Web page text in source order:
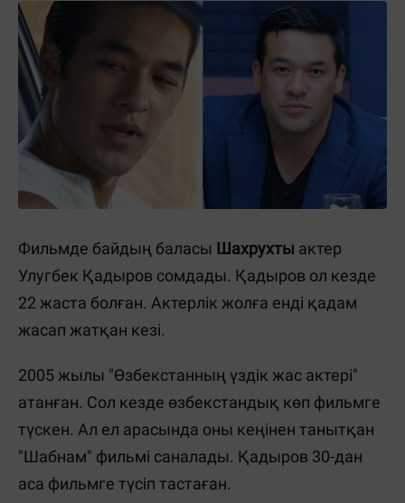
Фильмде байдың баласы Шахрухты актер
Улугбек Қaдыров сомдады. Қaдыров ол кезде
22 жаста болған. Актерлік жолға енді қадам
жасап жатқан кезі.
2005 жылы "Өзбекстанның үздік жас актері"
атанған. Сол кезде өзбекстандық көп фильмге
түскен. Ал ел арасында оны кеңінен танытқан
"Шабнам" фильмі саналады. Қадыров 30-дан
аса фильмге түсіп тастаған.